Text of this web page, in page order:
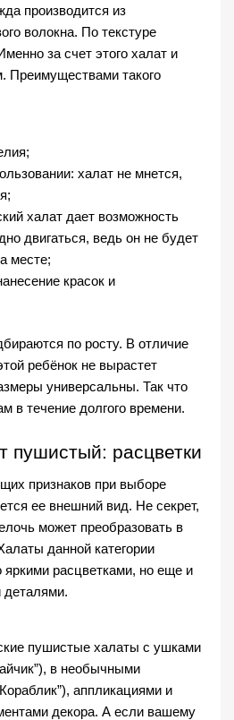
волокна. По текстуре
за счет этого халат и
Преимуществами такого
халат не мнется,
халат дает возможность
двигаться, ведь он не будет
месте;
красок и
ребёнок не вырастет
универсальны. Так что
в течение долгого времени.
пушистый: расцветки
ее внешний вид. Не секрет,
может преобразовать в
данной категории
яркими расцветками, но еще и
деталями.
пушистые халаты с ушками
в необычными
аппликациями и
декора. А если вашему